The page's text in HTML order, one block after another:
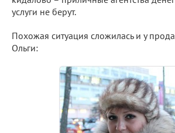
услуги не берут.
Похожая ситуация сложилась и у
Ольги: